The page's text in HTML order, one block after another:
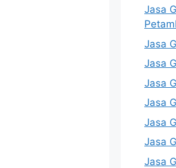
Jasa
Jasa
Jasa
Jasa
Jasa
Jasa
Jasa
Jasa